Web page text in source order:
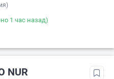
1 час назад)
NUR